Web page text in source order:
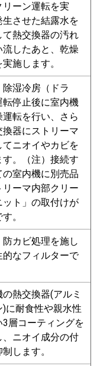
リーン運転を実
生させた結露水を
て熱交換器の汚れ
流したあと、乾燥
施します。
除湿冷房（ドラ
転停止後に室内機
運転を行い、さら
換器にストリーマ
てニオイやカビを
す。（注）接続す
の室内機に別売品
リーマ内部クリー
ット」の取付けが
。
防カビ処理を施し
的なフィルターで
熱交換器(アルミ
)に耐食性や親水性
3層コーティングを
、ニオイ成分の付
します。